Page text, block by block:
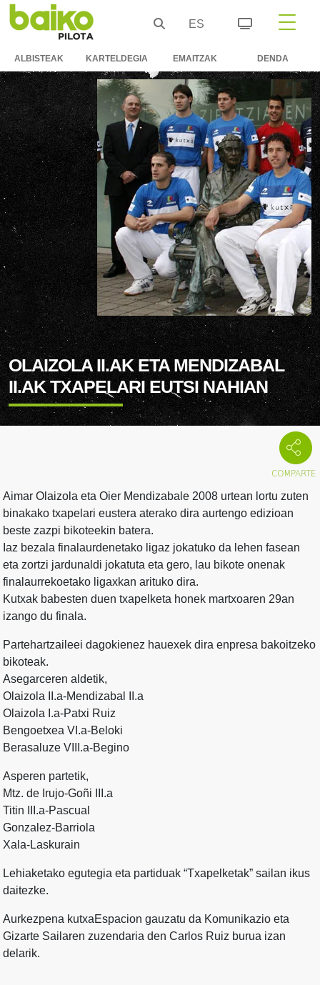
ES
ALBISTEAK KARTELDEGIA EMAITZAK DENDA
OLAIZOLA II.AK ETA MENDIZABAL
II.AK TXAPELARI EUTSI NAHIAN
Aimar Olaizola eta Oier Mendizabale 2008 urtean lortu zuten
binakako txapelari eustera aterako dira aurtengo edizioan
beste zazpi bikoteekin batera.
Iaz bezala finalaurdenetako ligaz jokatuko da lehen fasean
eta zortzi jardunaldi jokatuta eta gero, lau bikote onenak
finalaurrekoetako ligaxkan arituko dira.
Kutxak babesten duen txapelketa honek martxoaren 29an
izango du finala.
Partehartzaileei dagokienez hauexek dira enpresa bakoitzeko
bikoteak.
Asegarceren aldetik,
Olaizola II.a-Mendizabal II.a
Olaizola I.a-Patxi Ruiz
Bengoetxea VI.a-Beloki
Berasaluze VIII.a-Begino
Asperen partetik,
Mtz. de Irujo-Goñi III.a
Titin III.a-Pascual
Gonzalez-Barriola
Xala-Laskurain
Lehiaketako egutegia eta partiduak “Txapelketak” sailan ikus
daitezke.
Aurkezpena kutxaEspacion gauzatu da Komunikazio eta
Gizarte Sailaren zuzendaria den Carlos Ruiz burua izan
delarik.